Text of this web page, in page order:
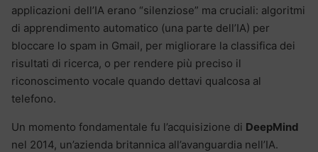
applicazioni dell’IA erano “silenziose” ma cruciali: algoritmi
di apprendimento automatico (una parte dell’IA) per
bloccare lo spam in Gmail, per migliorare la classifica dei
risultati di ricerca, o per rendere più preciso il
riconoscimento vocale quando dettavi qualcosa al
telefono.
Un momento fondamentale fu l’acquisizione di DeepMind
nel 2014, un’azienda britannica all’avanguardia nell’IA.